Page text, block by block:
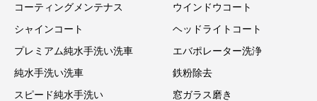
コーティングメンテナス
シャインコート
プレミアム純水手洗い洗車
純水手洗い洗車
スピード純水手洗い
ウインドウコート
ヘッドライトコート
エバポレーター洗浄
鉄粉除去
窓ガラス磨き